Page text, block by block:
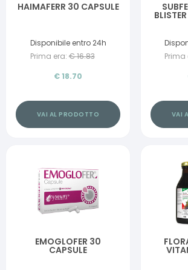
HAIMAFERR 30 CAPSULE
Disponibile entro 24h
Prima era: €16.83
€ 18.70
VAI AL PRODOTTO
Prima
VAI
EMOGLOFER 30
CAPSULE